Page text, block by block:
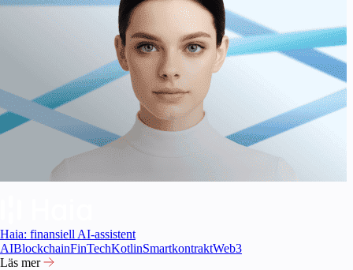
Haia: finansiell AI-assistent
AIBlockchainFinTechKotlinSmartkontraktWeb3
Läs mer